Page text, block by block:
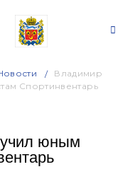
Владимир
Спортинвентарь
юным